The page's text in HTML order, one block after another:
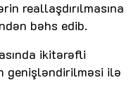
reallaşdırılmasına
bəhs edib.
ikitərəfli
genişləndirilməsi ilə